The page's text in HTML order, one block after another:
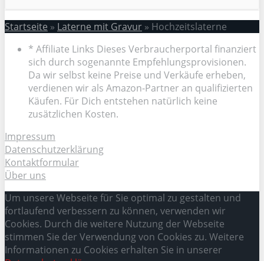
Startseite » Laterne mit Gravur » Hochzeitslaterne
* Affiliate Links Dieses Verbraucherportal finanziert
sich durch sogenannte Empfehlungsprovisionen.
Da wir selbst keine Preise und Verkäufe erheben,
verdienen wir als Amazon-Partner an qualifizierten
Käufen. Für Dich entstehen natürlich keine
zusätzlichen Kosten.
Impressum
Datenschutzerklärung
Kontaktformular
Über uns
Um unsere Webseite für Sie optimal zu gestalten und
fortlaufend verbessern zu können, verwenden wir
Cookies. Durch die weitere Nutzung der Webseite
stimmen Sie der Verwendung von Cookies zu. Weitere
Informationen zu Cookies erhalten Sie in unserer